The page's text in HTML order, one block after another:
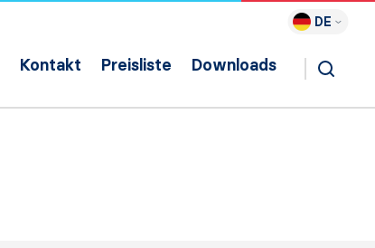
DE
Kontakt Preisliste Downloads